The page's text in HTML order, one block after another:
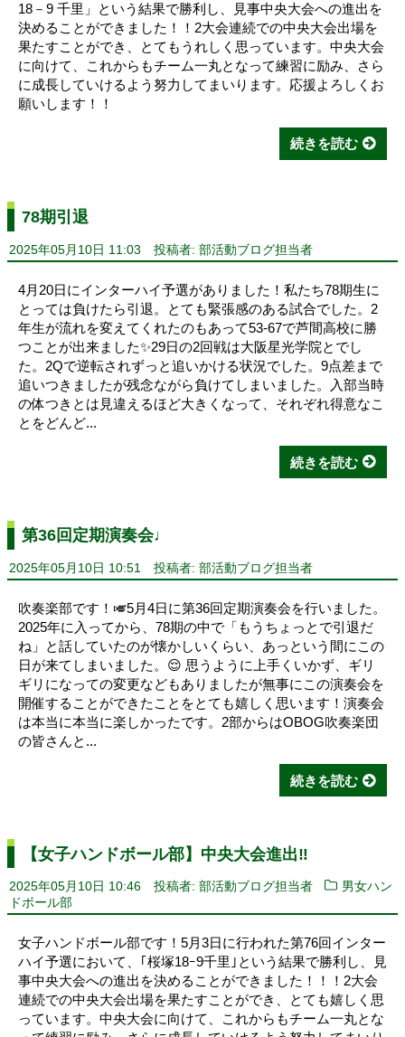
18－9 千里」という結果で勝利し、見事中央大会への進出を
決めることができました！！2大会連続での中央大会出場を
果たすことができ、とてもうれしく思っています。中央大会
に向けて、これからもチーム一丸となって練習に励み、さら
に成長していけるよう努力してまいります。応援よろしくお
願いします！！
続きを読む
78期引退
2025年05月10日 11:03 投稿者: 部活動ブログ担当者
4月20日にインターハイ予選がありました！私たち78期生に
とっては負けたら引退。とても緊張感のある試合でした。2
年生が流れを変えてくれたのもあって53-67で芦間高校に勝
つことが出来ました✨️29日の2回戦は大阪星光学院とでし
た。2Qで逆転されずっと追いかける状況でした。9点差まで
追いつきましたが残念ながら負けてしまいました。入部当時
の体つきとは見違えるほど大きくなって、それぞれ得意なこ
とをどんど...
続きを読む
第36回定期演奏会♩
2025年05月10日 10:51 投稿者: 部活動ブログ担当者
吹奏楽部です！🎺5月4日に第36回定期演奏会を行いました。
2025年に入ってから、78期の中で「もうちょっとで引退だ
ね」と話していたのが懐かしいくらい、あっという間にこの
日が来てしまいました。😌 思うように上手くいかず、ギリ
ギリになっての変更などもありましたが無事にこの演奏会を
開催することができたことをとても嬉しく思います！演奏会
は本当に本当に楽しかったです。2部からはOBOG吹奏楽団
の皆さんと...
続きを読む
【女子ハンドボール部】中央大会進出‼️
2025年05月10日 10:46 投稿者: 部活動ブログ担当者
男女ハン
ドボール部
女子ハンドボール部です！5月3日に行われた第76回インター
ハイ予選において、｢桜塚18ｰ9千里｣という結果で勝利し、見
事中央大会への進出を決めることができました！！！2大会
連続での中央大会出場を果たすことができ、とても嬉しく思
っています。中央大会に向けて、これからもチーム一丸とな